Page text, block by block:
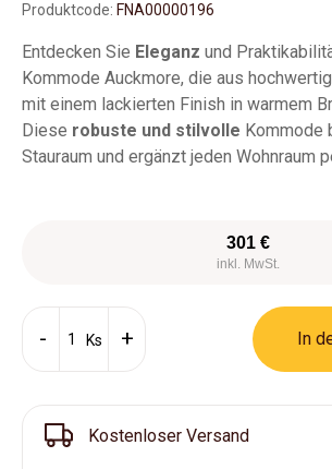
Produktcode: FNA00000196
Entdecken Sie Eleganz und
Kommode Auckmore, die aus
mit einem lackierten Finish in warmem
Diese robuste und stilvolle Kommode
Stauraum und ergänzt jeden Wohnraum
301 €
inkl. MwSt.
Ks In
Kostenloser Versand